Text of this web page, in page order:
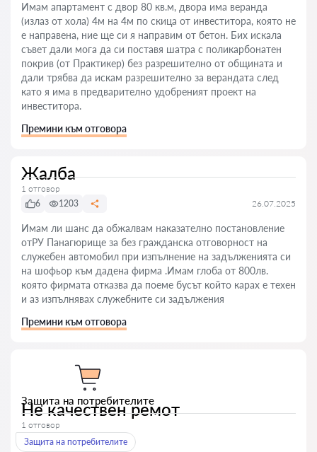
Имам апартамент с двор 80 кв.м, двора има веранда
(излаз от хола) 4м на 4м по скица от инвеститора, която не
е направена, ние ще си я направим от бетон. Бих искала
съвет дали мога да си поставя шатра с поликарбонатен
покрив (от Практикер) без разрешително от общината и
дали трябва да искам разрешително за верандата след
като я има в предварително удобреният проект на
инвеститора.
Премини към отговора
Жалба
1 отговор
6
1203 26.07.2025
Имам ли шанс да обжалвам наказателно постановление
отРУ Панагюрище за без гражданска отговорност на
служебен автомобил при изпълнение на задълженията си
на шофьор към дадена фирма .Имам глоба от 800лв.
която фирмата отказва да поеме бусът който карах е техен
и аз изпълнявах служебните си задължения
Премини към отговора
Защита на потребителите
Не качествен ремот
1 отговор
Защита на потребителите